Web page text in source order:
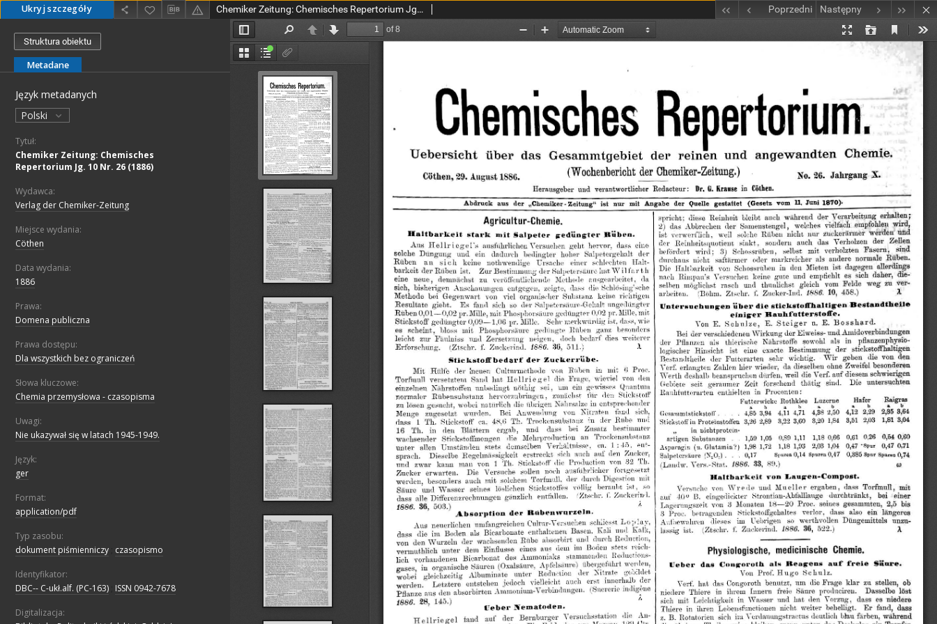
Ukryj szczegóły Chemiker Zeitung: Chemisches Repertorium Jg. 10 Nr. 26 (1886) Poprzedni Następny
Struktura obiektu
Metadane
Język metadanych
Polski
Tytuł:
Chemiker Zeitung: Chemisches
Repertorium Jg. 10 Nr. 26 (1886)
Wydawca:
Verlag der Chemiker-Zeitung
Miejsce wydania:
Cöthen
Data wydania:
1886
Prawa:
Domena publiczna
Prawa dostępu:
Dla wszystkich bez ograniczeń
Słowa kluczowe:
Chemia przemysłowa - czasopisma
Uwagi:
Nie ukazywał się w latach 1945-1949.
Język:
ger
Format:
application/pdf
Typ zasobu:
dokument piśmienniczy czasopismo
Identyfikator:
DBC-- C-ukł.alf. (PC-163) ISSN 0942-7678
Digitalizacja: